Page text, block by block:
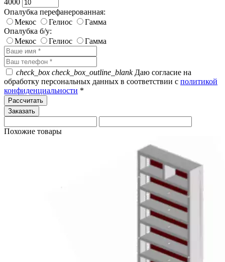
Опалубка перефанерованная:
Мекос
Гелиос
Гамма
Опалубка б/у:
Мекос
Гелиос Гамма
check_box check_box_outline_blankДаю согласие на
обработку персональных данных в соответствии с политикой
конфиденциальности *
Рассчитать
Похожие товары